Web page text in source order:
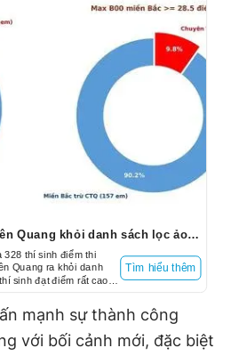
Loại 328 thí sinh Tuyên Quang khỏi danh sách lọc ảo: Cạnh tranh xét tuyển công bằng
328 thí sinh điểm thi
Quang ra khỏi danh
sinh đạt điểm rất cao
cạnh tranh xét tuyển
Tìm hiểu thêm
mạnh sự thành công
với bối cảnh mới, đặc biệt